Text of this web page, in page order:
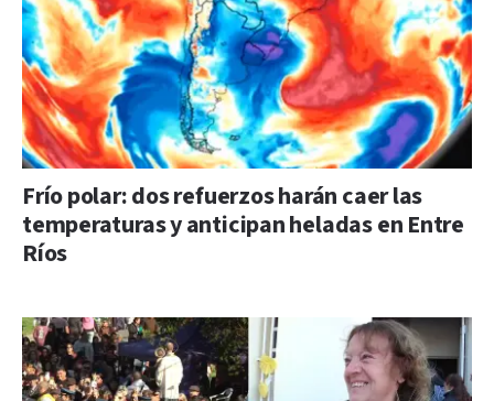
Frío polar: dos refuerzos harán caer las
temperaturas y anticipan heladas en Entre
Ríos